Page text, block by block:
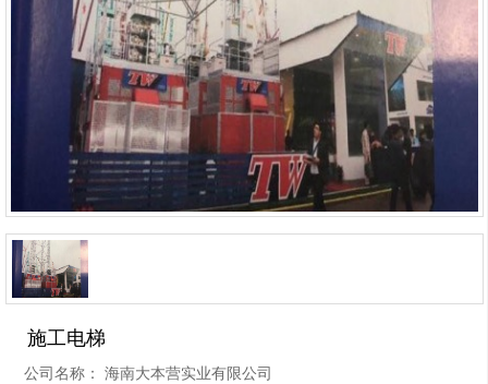
施工电梯
公司名称：
海南大本营实业有限公司